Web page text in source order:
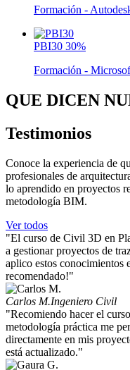
Formación -
PBI30 30%
Formación -
QUE DICEN
Testimonios
Conoce la experiencia de
profesionales de
lo aprendido en proyectos
metodología BIM.
Ver todos
"El curso de Civil 3D en
a gestionar proyectos de
aplico estos conocimientos
recomendado!"
Carlos M.Ingeniero Civil
"Recomiendo hacer el
metodología práctica me
directamente en mis
está actualizado."